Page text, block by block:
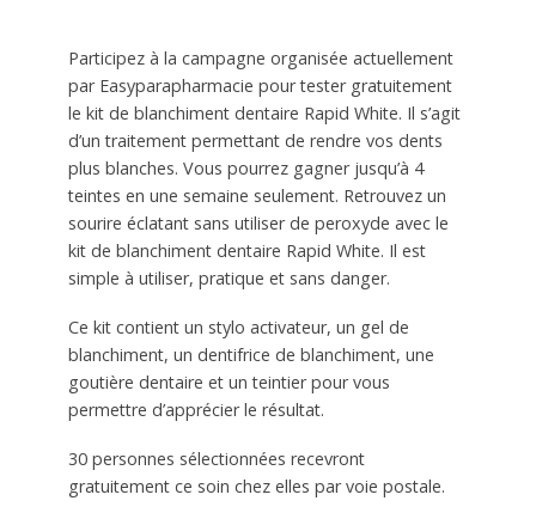
Participez à la campagne organisée actuellement
par Easyparapharmacie pour tester gratuitement
le kit de blanchiment dentaire Rapid White. Il s’agit
d’un traitement permettant de rendre vos dents
plus blanches. Vous pourrez gagner jusqu’à 4
teintes en une semaine seulement. Retrouvez un
sourire éclatant sans utiliser de peroxyde avec le
kit de blanchiment dentaire Rapid White. Il est
simple à utiliser, pratique et sans danger.
Ce kit contient un stylo activateur, un gel de
blanchiment, un dentifrice de blanchiment, une
goutière dentaire et un teintier pour vous
permettre d’apprécier le résultat.
30 personnes sélectionnées recevront
gratuitement ce soin chez elles par voie postale.